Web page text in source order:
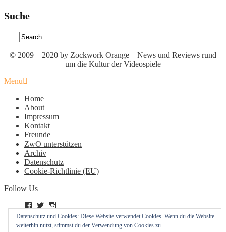
Suche
© 2009 – 2020 by Zockwork Orange – News und Reviews rund
um die Kultur der Videospiele
Menu
Home
About
Impressum
Kontakt
Freunde
ZwO unterstützen
Archiv
Datenschutz
Cookie-Richtlinie (EU)
Follow Us
Profil
von
zockworkorange
auf
Profil
von
zockworkorange
auf
von
zockworkorange
auf
RSS – Beiträge
Datenschutz und Cookies: Diese Website verwendet Cookies. Wenn du die Website
weiterhin nutzt, stimmst du der Verwendung von Cookies zu.